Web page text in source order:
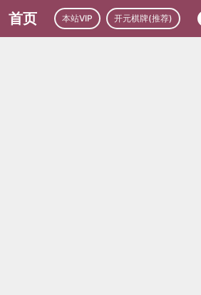
首页 本站VIP 开元棋牌(推荐)